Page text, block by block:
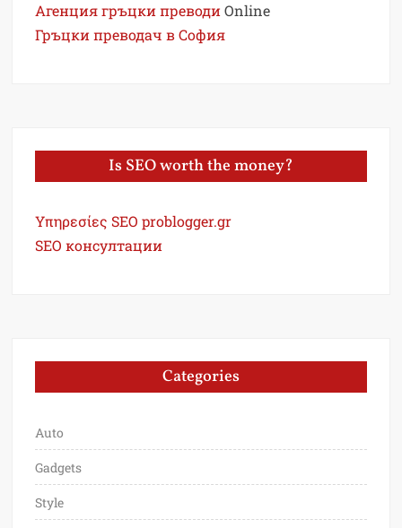
Агенция гръцки преводи Online
Гръцки преводач в София
Is SEO worth the money?
Υπηρεσίες SEO problogger.gr
SEO консултации
Categories
Auto
Gadgets
Style